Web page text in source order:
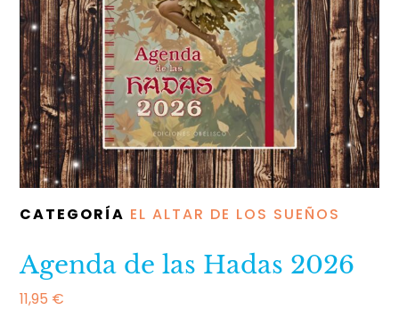
CATEGORÍA EL ALTAR DE LOS SUEÑOS
Agenda de las Hadas 2026
11,95 €